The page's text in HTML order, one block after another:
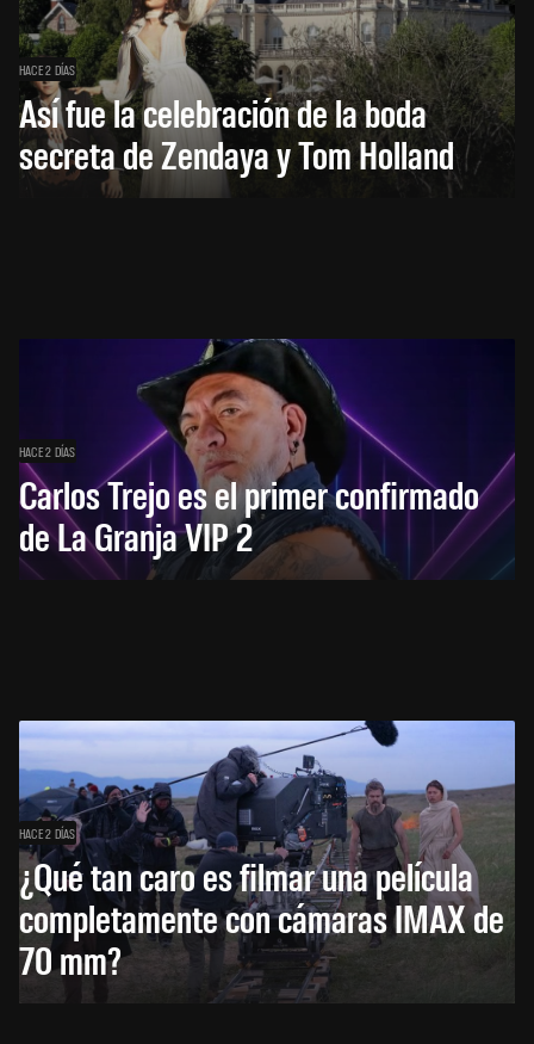
HACE 2 DÍAS
Así fue la celebración de la boda
secreta de Zendaya y Tom Holland
HACE 2 DÍAS
Carlos Trejo es el primer confirmado
de La Granja VIP 2
HACE 2 DÍAS
¿Qué tan caro es filmar una película
completamente con cámaras IMAX de
70 mm?